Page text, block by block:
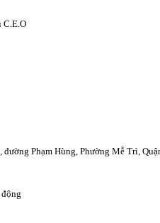
C.E.O
đường Phạm Hùng, Phường Mễ Trì,
động